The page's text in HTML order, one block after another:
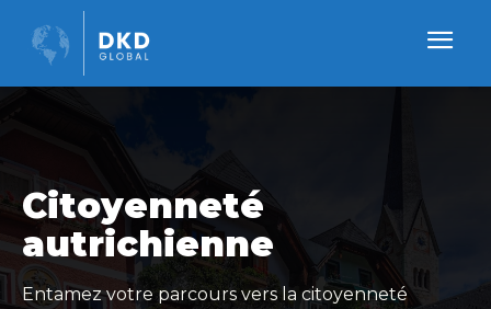
Citoyenneté
autrichienne
Entamez votre parcours vers la citoyenneté